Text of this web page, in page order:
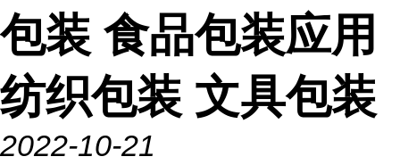
包装 食品包装应用
纺织包装 文具包装
2022-10-21